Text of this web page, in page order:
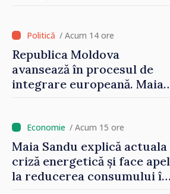
cunosc politica statului”
/ Acum 14 ore
Republica Moldova
avansează în procesul de
integrare europeană. Maia
/ Acum 15 ore
Maia Sandu explică actuala
criză energetică și face apel
la reducerea consumului în